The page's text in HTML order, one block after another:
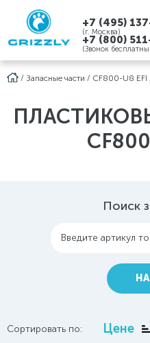
+7 (495)
(г. Москва)
+7 (800)
(Звонок
/ Запасные части / CF800-U8 EFI
Поиск
Введите артикул
Сортировать по: Цене